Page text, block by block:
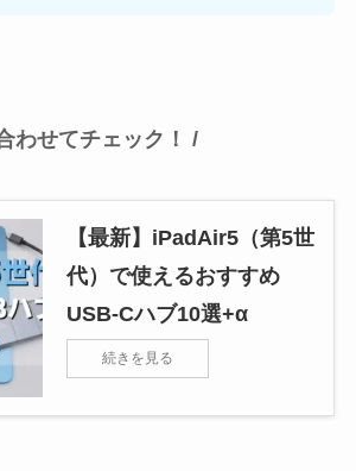
わせてチェック！ /
【最新】iPadAir5（第5世
代）で使えるおすすめ
USB-Cハブ10選+α
続きを見る